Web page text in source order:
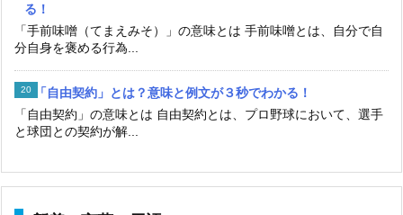
る！
「手前味噌（てまえみそ）」の意味とは 手前味噌とは、自分で自
分自身を褒める行為...
「自由契約」とは？意味と例文が３秒でわかる！
「自由契約」の意味とは 自由契約とは、プロ野球において、選手
と球団との契約が解...